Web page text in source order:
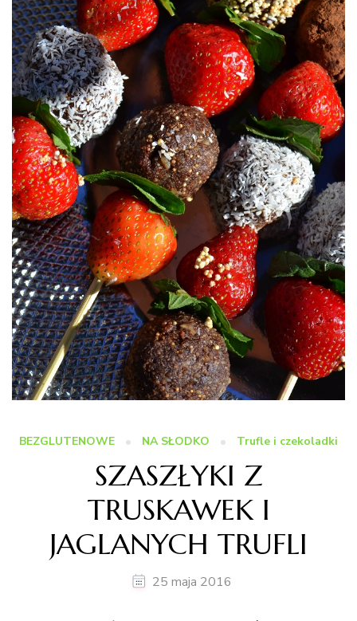
BEZGLUTENOWE NA SŁODKO Trufle i czekoladki
SZASZŁYKI Z
TRUSKAWEK I
JAGLANYCH TRUFLI
25 maja 2016